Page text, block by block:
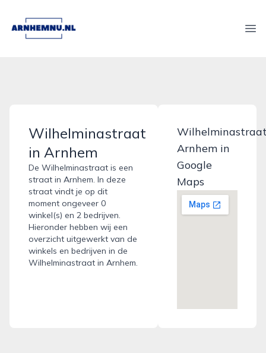
arnhemnu.nl
Wilhelminastraat
in Arnhem
De Wilhelminastraat is een
straat in Arnhem. In deze
straat vindt je op dit
moment ongeveer 0
winkel(s) en 2 bedrijven.
Hieronder hebben wij een
overzicht uitgewerkt van de
winkels en bedrijven in de
Wilhelminastraat in Arnhem.
Arnhem in
Google
Maps